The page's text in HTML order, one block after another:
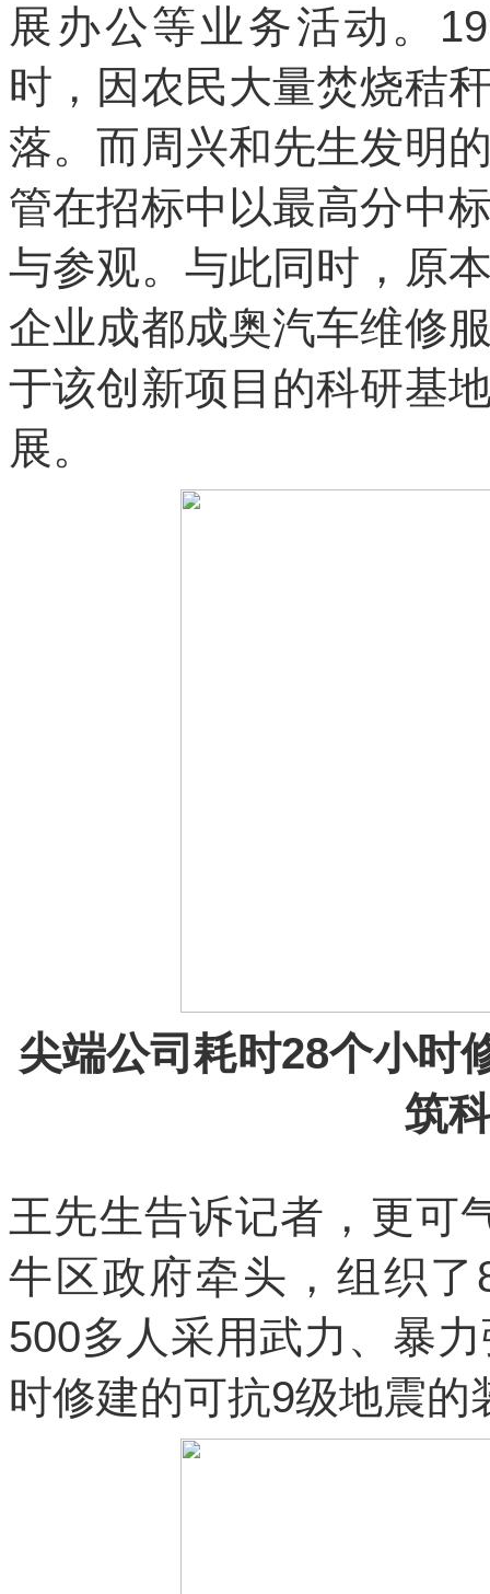
展办公等业务活动。
时，因农民大量焚烧秸
落。而周兴和先生发明
管在招标中以最高分中
与参观。与此同时，原
企业成都成奥汽车维修
于该创新项目的科研基
展。
尖端公司耗时28个小时
筑
王先生告诉记者，更可
牛区政府牵头，组织
500多人采用武力、暴
时修建的可抗9级地震